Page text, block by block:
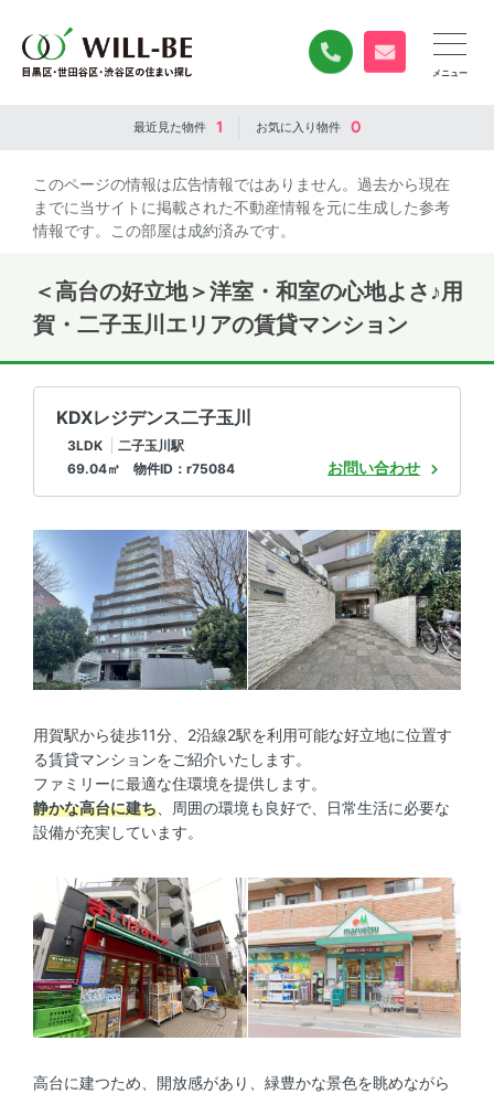
0120-840-834
無料お問い合
最近見た物件 1 お気に入り物件 0
このページの情報は広告情報ではありません。過去から現在
までに当サイトに掲載された不動産情報を元に生成した参考
情報です。この部屋は成約済みです。
＜高台の好立地＞洋室・和室の心地よさ♪用
賀・二子玉川エリアの賃貸マンション
KDXレジデンス二子玉川
3LDK
二子玉川駅
69.04㎡ 物件ID：r75084
お問い合わせ
用賀駅から徒歩11分、2沿線2駅を利用可能な好立地に位置す
る賃貸マンションをご紹介いたします。
ファミリーに最適な住環境を提供します。
静かな高台に建ち 、周囲の環境も良好で、日常生活に必要な
設備が充実しています。
高台に建つため、開放感があり、緑豊かな景色を眺めながら